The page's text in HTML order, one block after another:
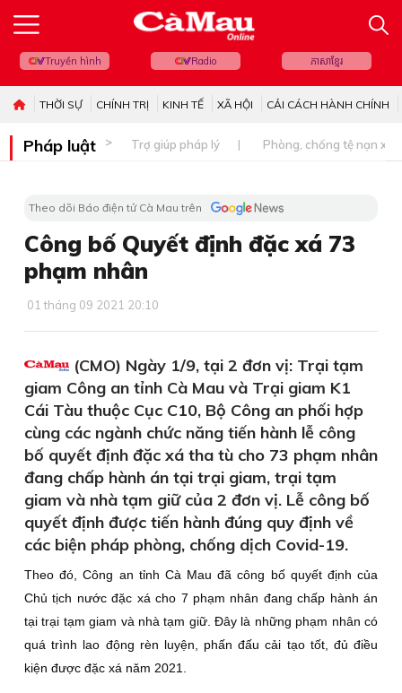
Truyền hình Radio ភាសាខ្មែរ
THỜI SỰ CHÍNH TRỊ KINH TẾ XÃ HỘI CẢI CÁCH HÀNH CHÍNH
Pháp luật Trợ giúp pháp lý Phòng, chống tệ nạn xã
Theo dõi Báo điện tử Cà Mau trên
Công bố Quyết định đặc xá 73
phạm nhân
01 tháng 09 2021 20:10
(CMO) Ngày 1/9, tại 2 đơn vị: Trại tạm
giam Công an tỉnh Cà Mau và Trại giam K1
Cái Tàu thuộc Cục C10, Bộ Công an phối hợp
cùng các ngành chức năng tiến hành lễ công
bố quyết định đặc xá tha tù cho 73 phạm nhân
đang chấp hành án tại trại giam, trại tạm
giam và nhà tạm giữ của 2 đơn vị. Lễ công bố
quyết định được tiến hành đúng quy định về
các biện pháp phòng, chống dịch Covid-19.
Theo đó, Công an tỉnh Cà Mau đã công bố quyết định của
Chủ tịch nước đặc xá cho 7 phạm nhân đang chấp hành án
tại trại tạm giam và nhà tạm giữ. Ðây là những phạm nhân có
quá trình lao động rèn luyện, phấn đấu cải tạo tốt, đủ điều
kiện được đặc xá năm 2021.